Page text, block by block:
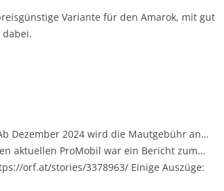
Variante für den Amarok, mit gut
Dezember 2024 wird die Mautgebühr an…
aktuellen ProMobil war ein Bericht zum…
orf.at/stories/3378963/ Einige Auszüge: